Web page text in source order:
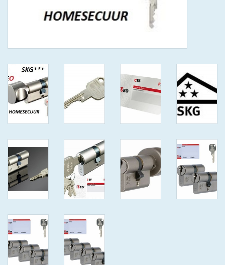
GEWONE GENUMMERDE
VEILIGE SLEUTELS SKG***
ISEO F 6 EXTRA S
ANTIKERNTREK IN IEDERE
GEWONE SLEUTEL SKG***
ISEO F9 ANTIKERNTREK IN
IEDERE GEWENSTE MAAT MET
GEWONE SLEUTELS MET
CERTIFICAAT SKG***
BOLD ELECTRONISCHE
CILINDERS OPEN JE SLOT MET